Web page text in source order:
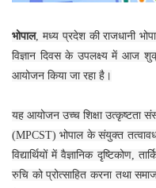
भोपाल, मध्य प्रदेश की राजधानी
विज्ञान दिवस के उपलक्ष्य में आज
आयोजन किया जा रहा है।
यह आयोजन उच्च शिक्षा उत्कृष्टता
(MPCST) भोपाल के संयुक्‍त
विद्यार्थियों में वैज्ञानिक दृष्टिकोण,
रुचि को प्रोत्साहित करना तथा